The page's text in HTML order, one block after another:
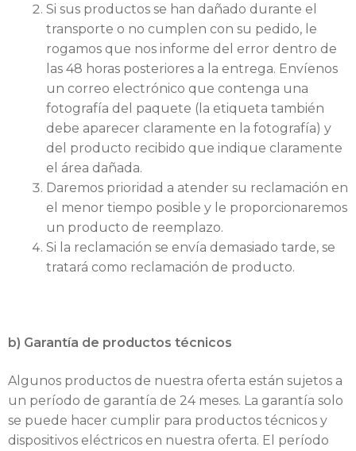
Si sus productos se han dañado durante el
transporte o no cumplen con su pedido, le
rogamos que nos informe del error dentro de
las 48 horas posteriores a la entrega. Envíenos
un correo electrónico que contenga una
fotografía del paquete (la etiqueta también
debe aparecer claramente en la fotografía) y
del producto recibido que indique claramente
el área dañada.
Daremos prioridad a atender su reclamación en
el menor tiempo posible y le proporcionaremos
un producto de reemplazo.
Si la reclamación se envía demasiado tarde, se
tratará como reclamación de producto.
b) Garantía de productos técnicos
Algunos productos de nuestra oferta están sujetos a
un período de garantía de 24 meses. La garantía solo
se puede hacer cumplir para productos técnicos y
dispositivos eléctricos en nuestra oferta. El período